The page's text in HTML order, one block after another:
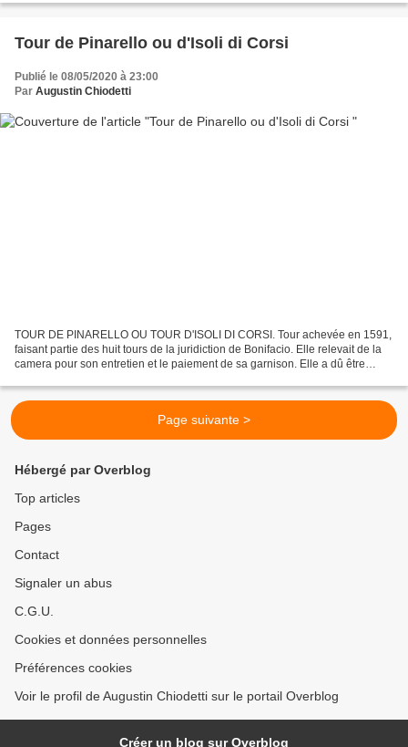
Tour de Pinarello ou d'Isoli di Corsi
Publié le 08/05/2020 à 23:00
Par Augustin Chiodetti
TOUR DE PINARELLO OU TOUR D'ISOLI DI CORSI. Tour achevée en 1591,
faisant partie des huit tours de la juridiction de Bonifacio. Elle relevait de la
camera pour son entretien et le paiement de sa garnison. Elle a dû être
Page suivante >
Hébergé par Overblog
Top articles
Pages
Contact
Signaler un abus
C.G.U.
Cookies et données personnelles
Préférences cookies
Voir le profil de Augustin Chiodetti sur le portail Overblog
Créer un blog sur Overblog